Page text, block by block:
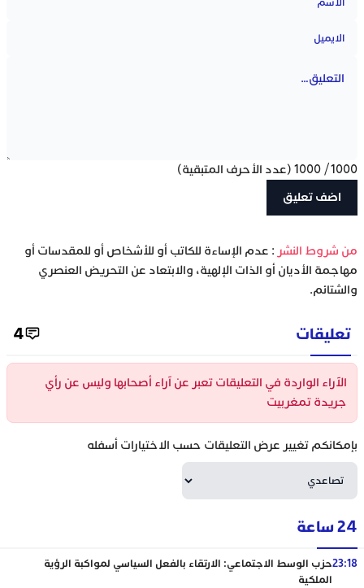
1000
/
1000 (عدد الأحرف المتبقية)
‫من شروط النشر : عدم الإساءة للكاتب أو للأشخاص أو للمقدسات أو
مهاجمة الأديان أو الذات الإلهية، والابتعاد عن التحريض العنصري
والشتائم.
تعليقات 4
الآراء الواردة في التعليقات تعبر عن آراء أصحابها وليس عن رأي
جريدة تمغربيت
بإمكانكم تغيير عرض التعليقات حسب الاختيارات أسفله
24 ساعة
23:18حزب الوسط الاجتماعي: الارتقاء بالفعل السياسي لمواكبة الرؤية
الملكية